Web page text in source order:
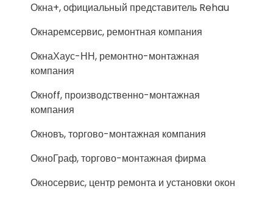
Окна+, официальный представитель Rehau
Окнаремсервис, ремонтная компания
ОкнаХаус-НН, ремонтно-монтажная
компания
Окноff, производственно-монтажная
компания
Окновъ, торгово-монтажная компания
ОкноГраф, торгово-монтажная фирма
Окносервис, центр ремонта и установки окон